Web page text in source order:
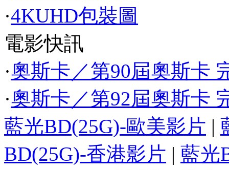
·4KUHD包裝圖
電影快訊
·奧斯卡／第90屆奧斯卡
·奧斯卡／第92屆奧斯卡
藍光BD(25G)-歐美影片 |
BD(25G)-香港影片 | 藍光